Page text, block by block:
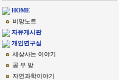
HOME
비망노트
자유게시판
개인연구실
세상사는 이야기
공 부 방
자연과학이야기